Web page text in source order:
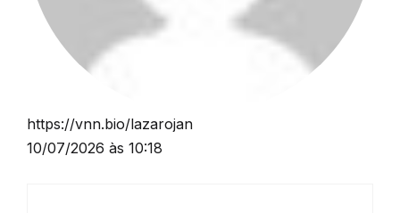
https://vnn.bio/lazarojan
10/07/2026 às 10:18